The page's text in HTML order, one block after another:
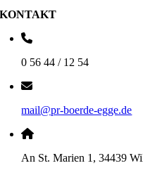
KONTAKT
0 56 44 / 12 54
mail@pr-boerde-egge.de
An St. Marien 1, 34439